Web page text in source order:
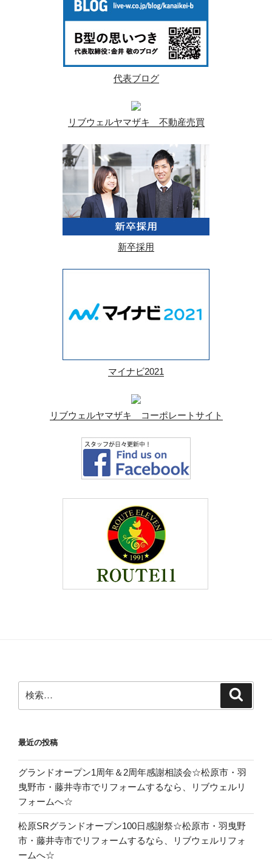
代表ブログ
リブウェルヤマザキ 不動産売買
新卒採用
マイナビ2021
リブウェルヤマザキ コーポレートサイト
索:
最近の投稿
グランドオープン1周年＆2周年感謝相談会☆松原市・羽
曳野市・藤井寺市でリフォームするなら、リブウェルリ
フォームへ☆
松原SRグランドオープン100日感謝祭☆松原市・羽曳野
市・藤井寺市でリフォームするなら、リブウェルリフォ
ームへ☆